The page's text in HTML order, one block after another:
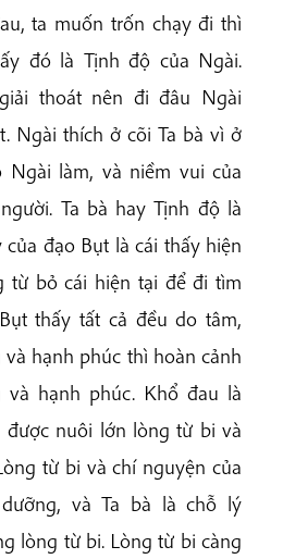
ta muốn trốn chạy đi thì
đó là Tịnh độ của Ngài.
thoát nên đi đâu Ngài
Ngài thích ở cõi Ta bà vì ở
Ngài làm, và niềm vui của
Ta bà hay Tịnh độ là
đạo Bụt là cái thấy hiện
từ bỏ cái hiện tại để đi tìm
thấy tất cả đều do tâm,
hạnh phúc thì hoàn cảnh
và hạnh phúc. Khổ đau là
nuôi lớn lòng từ bi và
từ bi và chí nguyện của
và Ta bà là chỗ lý
lòng từ bi. Lòng từ bi càng